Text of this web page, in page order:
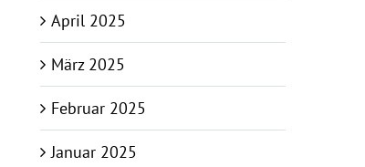
April 2025
März 2025
Februar 2025
Januar 2025